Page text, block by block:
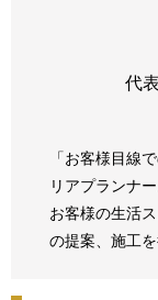
代
「お客様目線
リアプランナー
お客様の生活
の提案、 施工